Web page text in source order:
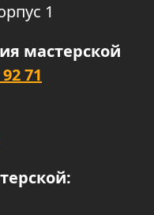
1
мастерской
71